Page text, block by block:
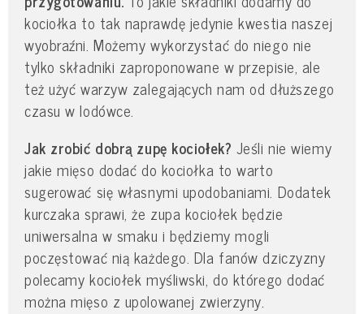
kociołka to tak naprawdę jedynie kwestia naszej
wyobraźni. Możemy wykorzystać do niego nie
tylko składniki zaproponowane w przepisie, ale
też użyć warzyw zalegających nam od dłuższego
czasu w lodówce.
Jak zrobić dobrą zupę kociołek? Jeśli nie wiemy
jakie mięso dodać do kociołka to warto
sugerować się własnymi upodobaniami. Dodatek
kurczaka sprawi, że zupa kociołek będzie
uniwersalna w smaku i będziemy mogli
poczęstować nią każdego. Dla fanów dziczyzny
polecamy kociołek myśliwski, do którego dodać
można mięso z upolowanej zwierzyny.